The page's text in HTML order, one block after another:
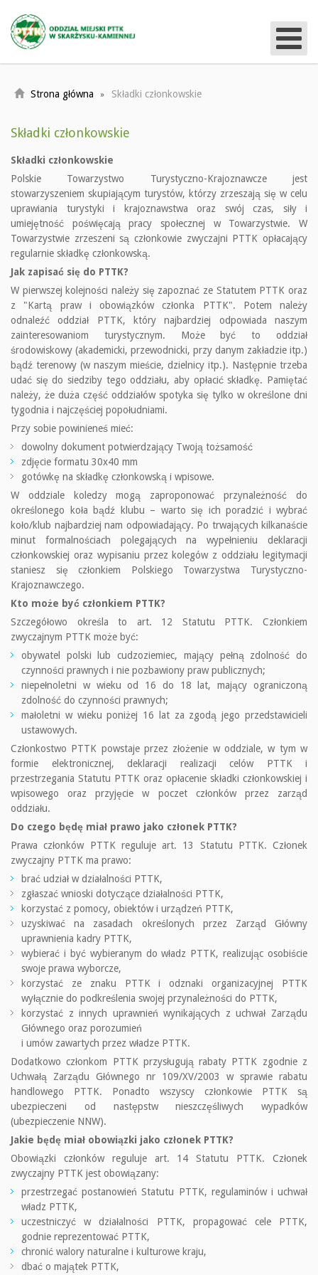
Strona główna Składki członkowskie
Składki członkowskie
Składki członkowskie
Polskie Towarzystwo Turystyczno-Krajoznawcze jest
stowarzyszeniem skupiającym turystów, którzy zrzeszają się w celu
uprawiania turystyki i krajoznawstwa oraz swój czas, siły i
umiejętność poświęcają pracy społecznej w Towarzystwie. W
Towarzystwie zrzeszeni są członkowie zwyczajni PTTK opłacający
regularnie składkę członkowską.
Jak zapisać się do PTTK?
W pierwszej kolejności należy się zapoznać ze Statutem PTTK oraz
z "Kartą praw i obowiązków członka PTTK". Potem należy
odnaleźć oddział PTTK, który najbardziej odpowiada naszym
zainteresowaniom turystycznym. Może być to oddział
środowiskowy (akademicki, przewodnicki, przy danym zakładzie itp.)
bądź terenowy (w naszym mieście, dzielnicy itp.). Następnie trzeba
udać się do siedziby tego oddziału, aby opłacić składkę. Pamiętać
należy, że duża część oddziałów spotyka się tylko w określone dni
tygodnia i najczęściej popołudniami.
Przy sobie powinieneś mieć:
dowolny dokument potwierdzający Twoją tożsamość
zdjęcie formatu 30x40 mm
gotówkę na składkę członkowską i wpisowe.
W oddziale koledzy mogą zaproponować przynależność do
określonego koła bądź klubu – warto się ich poradzić i wybrać
koło/klub najbardziej nam odpowiadający. Po trwających kilkanaście
minut formalnościach polegających na wypełnieniu deklaracji
członkowskiej oraz wypisaniu przez kolegów z oddziału legitymacji
staniesz się członkiem Polskiego Towarzystwa Turystyczno-
Krajoznawczego.
Kto może być członkiem PTTK?
Szczegółowo określa to art. 12 Statutu PTTK. Członkiem
zwyczajnym PTTK może być:
obywatel polski lub cudzoziemiec, mający pełną zdolność do
czynności prawnych i nie pozbawiony praw publicznych;
niepełnoletni w wieku od 16 do 18 lat, mający ograniczoną
zdolność do czynności prawnych;
małoletni w wieku poniżej 16 lat za zgodą jego przedstawicieli
ustawowych.
Członkostwo PTTK powstaje przez złożenie w oddziale, w tym w
formie elektronicznej, deklaracji realizacji celów PTTK i
przestrzegania Statutu PTTK oraz opłacenie składki członkowskiej i
wpisowego oraz przyjęcie w poczet członków przez zarząd
oddziału.
Do czego będę miał prawo jako członek PTTK?
Prawa członków PTTK reguluje art. 13 Statutu PTTK. Członek
zwyczajny PTTK ma prawo:
brać udział w działalności PTTK,
zgłaszać wnioski dotyczące działalności PTTK,
korzystać z pomocy, obiektów i urządzeń PTTK,
uzyskiwać na zasadach określonych przez Zarząd Główny
uprawnienia kadry PTTK,
wybierać i być wybieranym do władz PTTK, realizując osobiście
swoje prawa wyborcze,
korzystać ze znaku PTTK i odznaki organizacyjnej PTTK
wyłącznie do podkreślenia swojej przynależności do PTTK,
korzystać z innych uprawnień wynikających z uchwał Zarządu
Głównego oraz porozumień
i umów zawartych przez władze PTTK.
Dodatkowo członkom PTTK przysługują rabaty PTTK zgodnie z
Uchwałą Zarządu Głównego nr 109/XV/2003 w sprawie rabatu
handlowego PTTK. Ponadto wszyscy członkowie PTTK są
ubezpieczeni od następstw nieszczęśliwych wypadków
(ubezpieczenie NNW).
Jakie będę miał obowiązki jako członek PTTK?
Obowiązki członków reguluje art. 14 Statutu PTTK. Członek
zwyczajny PTTK jest obowiązany:
przestrzegać postanowień Statutu PTTK, regulaminów i uchwał
władz PTTK,
uczestniczyć w działalności PTTK, propagować cele PTTK,
godnie reprezentować PTTK,
chronić walory naturalne i kulturowe kraju,
dbać o majątek PTTK,